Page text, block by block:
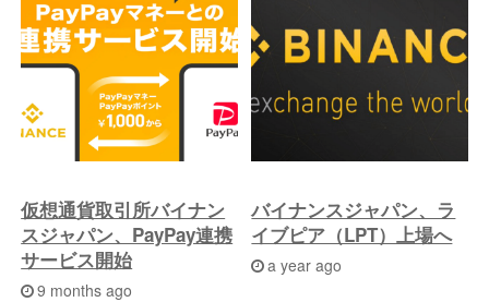
仮想通貨取引所バイナン
スジャパン、PayPay連携
サービス開始
9 months ago
バイナンスジャパン、ラ
イブピア（LPT）上場へ
a year ago